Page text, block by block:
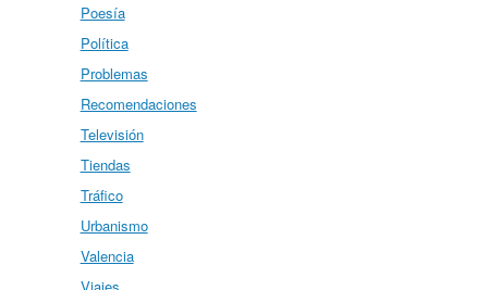
Poesía
Política
Problemas
Recomendaciones
Televisión
Tiendas
Tráfico
Urbanismo
Valencia
Viajes